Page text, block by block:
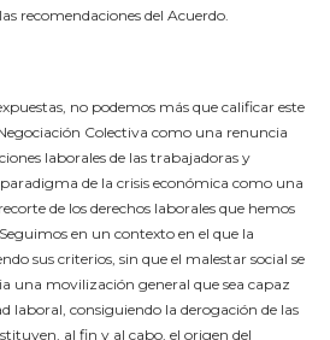
recomendaciones del Acuerdo.
no podemos más que calificar este
Colectiva como una renuncia
laborales de las trabajadoras y
de la crisis económica como una
de los derechos laborales que hemos
en un contexto en el que la
sus criterios, sin que el malestar social se
una movilización general que sea capaz
laboral, consiguiendo la derogación de las
al fin y al cabo, el origen del